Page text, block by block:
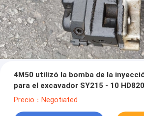
4M50 utilizó la bomba de la
para el excavador SY215 - 10
Precio：Negotiated